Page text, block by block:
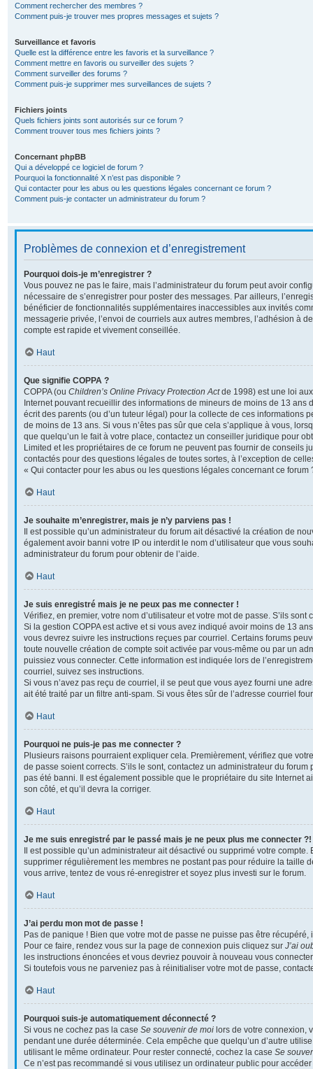
Comment rechercher des membres ?
Comment puis-je trouver mes propres messages et sujets ?
Surveillance et favoris
Quelle est la différence entre les favoris et la surveillance ?
Comment mettre en favoris ou surveiller des sujets ?
Comment surveiller des forums ?
Comment puis-je supprimer mes surveillances de sujets ?
Fichiers joints
Quels fichiers joints sont autorisés sur ce forum ?
Comment trouver tous mes fichiers joints ?
Concernant phpBB
Qui a développé ce logiciel de forum ?
Pourquoi la fonctionnalité X n’est pas disponible ?
Qui contacter pour les abus ou les questions légales concernant ce forum ?
Comment puis-je contacter un administrateur du forum ?
Problèmes de connexion et d’enregistrement
Pourquoi dois-je m’enregistrer ?
Vous pouvez ne pas le faire, mais l’administrateur du forum peut avoir
nécessaire de s’enregistrer pour poster des messages. Par ailleurs,
bénéficier de fonctionnalités supplémentaires inaccessibles aux invités
messagerie privée, l’envoi de courriels aux autres membres, l’adhésion à
compte est rapide et vivement conseillée.
Haut
Que signifie COPPA ?
COPPA (ou Children’s Online Privacy Protection Actde 1998) est une loi
Internet pouvant recueillir des informations de mineurs de moins de 13 ans
écrit des parents (ou d’un tuteur légal) pour la collecte de ces informations
de moins de 13 ans. Si vous n’êtes pas sûr que cela s’applique à vous,
que quelqu’un le fait à votre place, contactez un conseiller juridique pour
Limited et les propriétaires de ce forum ne peuvent pas fournir de conseils
contactés pour des questions légales de toutes sortes, à l’exception de
« Qui contacter pour les abus ou les questions légales concernant ce forum
Haut
Je souhaite m’enregistrer, mais je n’y parviens pas !
Il est possible qu’un administrateur du forum ait désactivé la création de
également avoir banni votre IP ou interdit le nom d’utilisateur que vous
administrateur du forum pour obtenir de l’aide.
Haut
Je suis enregistré mais je ne peux pas me connecter !
Vérifiez, en premier, votre nom d’utilisateur et votre mot de passe. S’ils sont
Si la gestion COPPA est active et si vous avez indiqué avoir moins de 13
vous devrez suivre les instructions reçues par courriel. Certains forums
toute nouvelle création de compte soit activée par vous-même ou par un
puissiez vous connecter. Cette information est indiquée lors de
courriel, suivez ses instructions.
Si vous n’avez pas reçu de courriel, il se peut que vous ayez fourni une
ait été traité par un filtre anti-spam. Si vous êtes sûr de l’adresse courriel
Haut
Pourquoi ne puis-je pas me connecter ?
Plusieurs raisons pourraient expliquer cela. Premièrement, vérifiez que
de passe soient corrects. S’ils le sont, contactez un administrateur du forum
pas été banni. Il est également possible que le propriétaire du site Internet
son côté, et qu’il devra la corriger.
Haut
Je me suis enregistré par le passé mais je ne peux plus me connecter ?!
Il est possible qu’un administrateur ait désactivé ou supprimé votre compte.
supprimer régulièrement les membres ne postant pas pour réduire la taille
vous arrive, tentez de vous ré-enregistrer et soyez plus investi sur le forum.
Haut
J’ai perdu mon mot de passe !
Pas de panique ! Bien que votre mot de passe ne puisse pas être
Pour ce faire, rendez vous sur la page de connexion puis cliquez sur J’ai
les instructions énoncées et vous devriez pouvoir à nouveau vous
Si toutefois vous ne parveniez pas à réinitialiser votre mot de passe,
Haut
Pourquoi suis-je automatiquement déconnecté ?
Si vous ne cochez pas la case Se souvenir de moi lors de votre connexion,
pendant une durée déterminée. Cela empêche que quelqu’un d’autre
utilisant le même ordinateur. Pour rester connecté, cochez la case Se
Ce n’est pas recommandé si vous utilisez un ordinateur public pour